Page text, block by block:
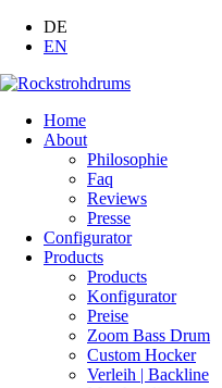
DE
EN
Home
About
Philosophie
Faq
Reviews
Presse
Configurator
Products
Products
Konfigurator
Preise
Zoom Bass Drum
Custom Hocker
Verleih | Backline